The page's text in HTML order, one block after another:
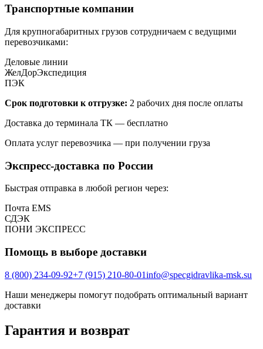
Транспортные компании
Для крупногабаритных грузов сотрудничаем с ведущими
перевозчиками:
Деловые линии
ЖелДорЭкспедиция
ПЭК
Срок подготовки к отгрузке: 2 рабочих дня после оплаты
Доставка до терминала ТК — бесплатно
Оплата услуг перевозчика — при получении груза
Экспресс-доставка по России
Быстрая отправка в любой регион через:
Почта EMS
СДЭК
ПOНИ ЭКСПРЕСС
Помощь в выборе доставки
8 (800) 234-09-92+7 (915) 210-80-01info@specgidravlika-msk.su
Наши менеджеры помогут подобрать оптимальный вариант
доставки
Гарантия и возврат